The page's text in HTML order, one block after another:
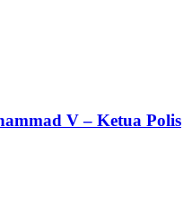
V – Ketua Polis